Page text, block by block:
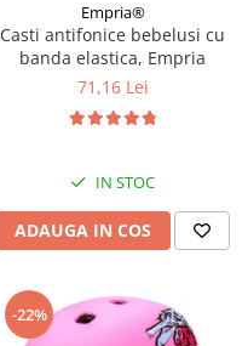
Empria®
Casti antifonice bebelusi cu
banda elastica, Empria
71,16 Lei
IN STOC
ADAUGA IN COS
-22%